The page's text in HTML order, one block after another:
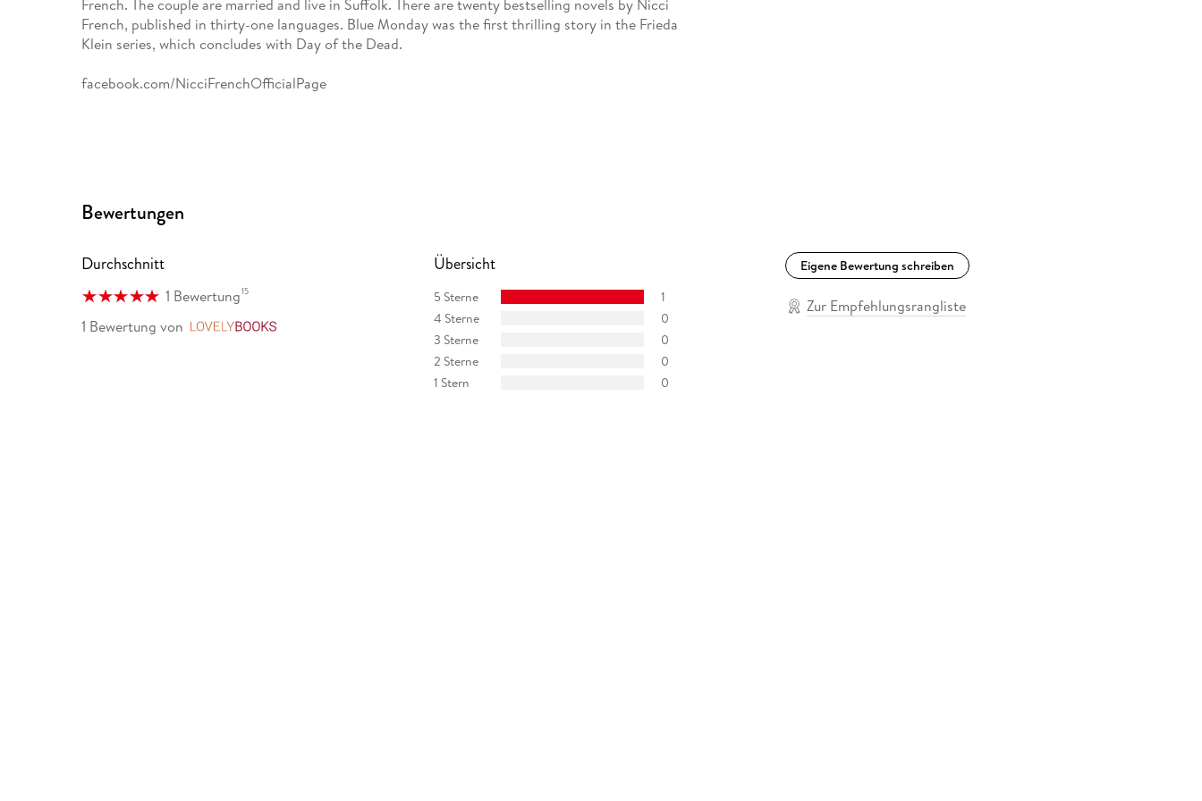
French. The couple are married and live in Suffolk. There are twenty bestselling novels by Nicci
French, published in thirty-one languages. Blue Monday was the first thrilling story in the Frieda
Klein series, which concludes with Day of the Dead.
facebook.com/NicciFrenchOfficialPage
Bewertungen
Durchschnitt
1 Bewertung15
1 Bewertung von
Übersicht
5 Sterne
1
4 Sterne
0
3 Sterne
0
2 Sterne
0
1 Stern
0
Eigene Bewertung schreiben
Zur Empfehlungsrangliste